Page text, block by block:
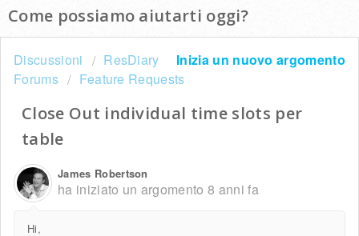
Come possiamo aiutarti oggi?
Inizia un nuovo argomento
Discussioni
ResDiary
Forums
Feature Requests
Close Out individual time slots per
table
James Robertson
ha iniziato un argomento8 anni fa
Hi,